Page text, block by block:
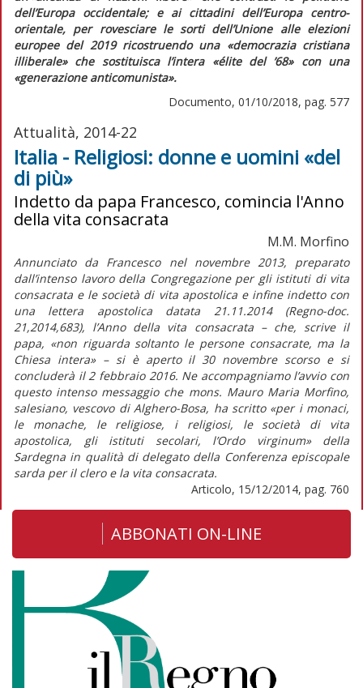
dell’Europa occidentale; e ai cittadini dell’Europa centro-
orientale, per rovesciare le sorti dell’Unione alle elezioni
europee del 2019 ricostruendo una «democrazia cristiana
illiberale» che sostituisca l’intera «élite del ’68»con una
«generazione anticomunista».
Documento, 01/10/2018, pag. 577
Attualità, 2014-22
Italia - Religiosi: donne e uomini «del
di più»
Indetto da papa Francesco, comincia l'Anno
della vita consacrata
M.M. Morfino
Annunciato da Francesco nel novembre 2013, preparato
dall’intenso lavoro della Congregazione per gli istituti di vita
consacrata e le società di vita apostolica e infine indetto con
una lettera apostolica datata 21.11.2014 (Regno-doc.
21,2014,683), l’Anno della vita consacrata – che, scrive il
papa, «non riguarda soltanto le persone consacrate, ma la
Chiesa intera» – si è aperto il 30 novembre scorso e si
concluderà il 2 febbraio 2016. Ne accompagniamo l’avvio con
questo intenso messaggio che mons. Mauro Maria Morfino,
salesiano, vescovo di Alghero-Bosa, ha scritto «per i monaci,
le monache, le religiose, i religiosi, le società di vita
apostolica, gli istituti secolari, l’Ordo virginum» della
Sardegna in qualità di delegato della Conferenza episcopale
sarda per il clero e la vita consacrata.
Articolo, 15/12/2014, pag. 760
ABBONATI ON-LINE